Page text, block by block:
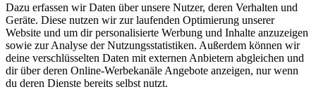
Dazu erfassen wir Daten über unsere Nutzer, deren Verhalten und
Geräte. Diese nutzen wir zur laufenden Optimierung unserer
Website und um dir personalisierte Werbung und Inhalte anzuzeigen
sowie zur Analyse der Nutzungsstatistiken. Außerdem können wir
deine verschlüsselten Daten mit externen Anbietern abgleichen und
dir über deren Online-Werbekanäle Angebote anzeigen, nur wenn
du deren Dienste bereits selbst nutzt.